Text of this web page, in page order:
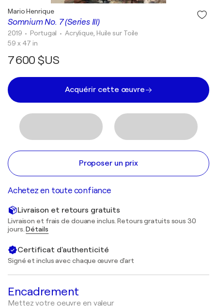
Somnium No. 7 (Series III)
Mario Henrique
2019 • Portugal • Acrylique, Huile sur Toile
59 x 47 in
7 600 $US
Acquérir cette œuvre
Proposer un prix
Achetez en toute confiance
Livraison et retours gratuits
Livraison et frais de douane inclus. Retours gratuits sous 30
jours.Détails
Certificat d'authenticité
Signé et inclus avec chaque œuvre d'art
Encadrement
Mettez votre oeuvre en valeur